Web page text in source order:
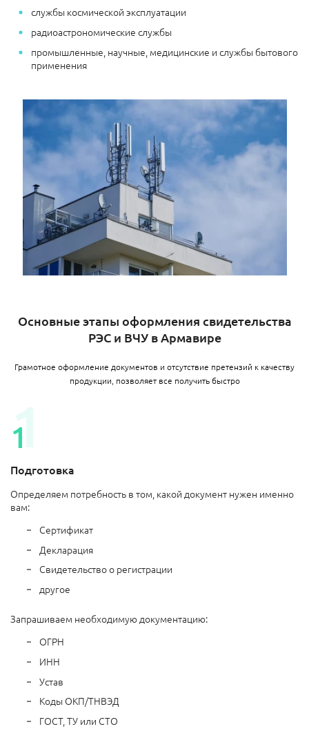
службы космической эксплуатации
радиоастрономические службы
промышленные, научные, медицинские и службы бытового
применения
Основные этапы оформления свидетельства
РЭС и ВЧУ в Армавире​
Грамотное оформление документов и отсутствие претензий к качеству
продукции, позволяет все получить быстро
Подготовка
Определяем потребность в том, какой документ нужен именно
вам:
Сертификат
Декларация
Свидетельство о регистрации
другое
Запрашиваем необходимую документацию:
ОГРН
ИНН
Устав
Коды ОКП/ТНВЭД
ГОСТ, ТУ или СТО